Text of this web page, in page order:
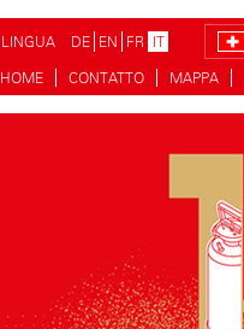
LINGUA DE EN FR IT
HOME
CONTATTO MAPPA